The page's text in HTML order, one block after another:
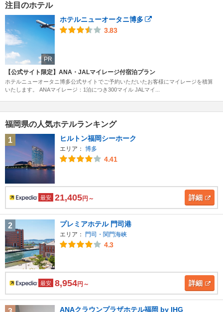
注目のホテル
PR
ホテルニューオータニ博多
3.83
【公式サイト限定】ANA・JALマイレージ付宿泊プラン
ホテルニューオータニ博多公式サイトでご予約いただいたお客様にマイレージを積算
いたします。 ANAマイレージ：1泊につき300マイル JALマイ...
福岡県の人気ホテルランキング
1
ヒルトン福岡シーホーク
エリア： 博多
4.41
最安 21,405円～ 詳細
2 プレミアホテル 門司港
エリア： 門司・関門海峡
4.3
最安 8,954円～ 詳細
ANAクラウンプラザホテル福岡 by IHG